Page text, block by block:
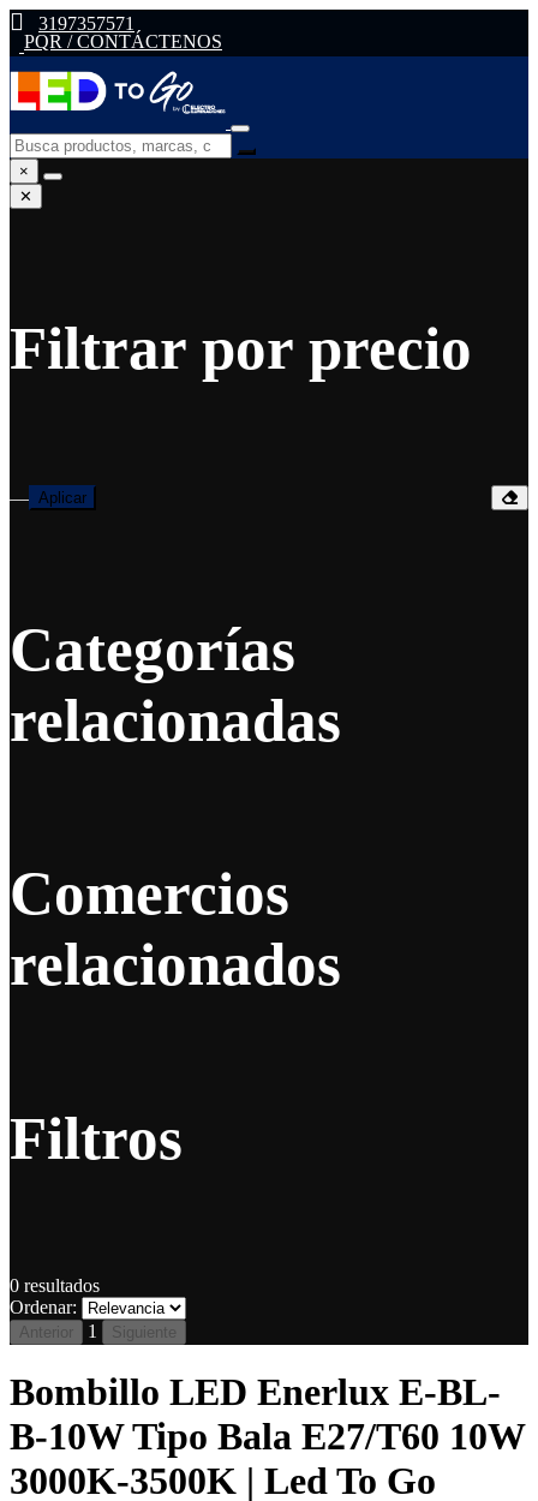
3197357571
PQR / CONTÁCTENOS
×
✕
Filtrar por precio
— Aplicar
Categorías
relacionadas
Comercios
relacionados
Filtros
0 resultados
Ordenar:
Anterior 1 Siguiente
Bombillo LED Enerlux E-BL-
B-10W Tipo Bala E27/T60 10W
3000K-3500K | Led To Go